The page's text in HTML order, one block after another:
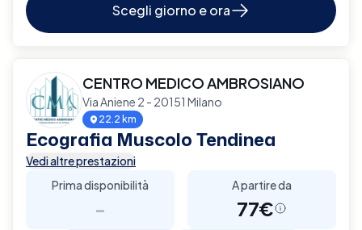
Scegli giorno e ora
CENTRO MEDICO AMBROSIANO
Via Aniene 2 - 20151 Milano
22.2 km
Ecografia Muscolo Tendinea
Vedi altre prestazioni
Prima disponibilità
-
A partire da
77€